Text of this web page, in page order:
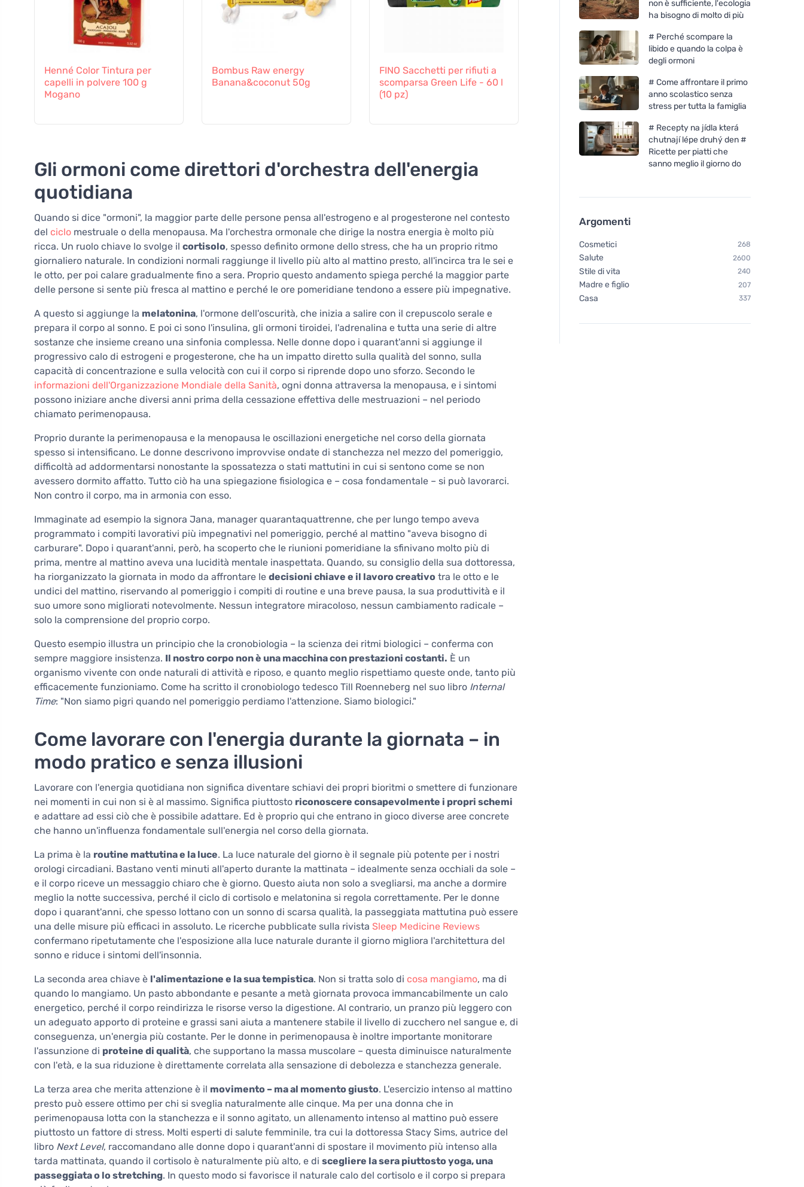
Henné Color Tintura per
capelli in polvere 100 g
Mogano
Bombus Raw energy
Banana&coconut 50g
FINO Sacchetti per rifiuti a
scomparsa Green Life - 60 l
(10 pz)
naturale 50 ml - Protezione
al 100% contro tutti gli
Caramel 50g
Gli ormoni come direttori d'orchestra dell'energia
quotidiana
Quando si dice "ormoni", la maggior parte delle persone pensa all'estrogeno e al progesterone nel contesto
del ciclo mestruale o della menopausa. Ma l'orchestra ormonale che dirige la nostra energia è molto più
ricca. Un ruolo chiave lo svolge il cortisolo, spesso definito ormone dello stress, che ha un proprio ritmo
giornaliero naturale. In condizioni normali raggiunge il livello più alto al mattino presto, all'incirca tra le sei e
le otto, per poi calare gradualmente fino a sera. Proprio questo andamento spiega perché la maggior parte
delle persone si sente più fresca al mattino e perché le ore pomeridiane tendono a essere più impegnative.
A questo si aggiunge la melatonina, l'ormone dell'oscurità, che inizia a salire con il crepuscolo serale e
prepara il corpo al sonno. E poi ci sono l'insulina, gli ormoni tiroidei, l'adrenalina e tutta una serie di altre
sostanze che insieme creano una sinfonia complessa. Nelle donne dopo i quarant'anni si aggiunge il
progressivo calo di estrogeni e progesterone, che ha un impatto diretto sulla qualità del sonno, sulla
capacità di concentrazione e sulla velocità con cui il corpo si riprende dopo uno sforzo. Secondo le
informazioni dell'Organizzazione Mondiale della Sanità, ogni donna attraversa la menopausa, e i sintomi
possono iniziare anche diversi anni prima della cessazione effettiva delle mestruazioni – nel periodo
chiamato perimenopausa.
Proprio durante la perimenopausa e la menopausa le oscillazioni energetiche nel corso della giornata
spesso si intensificano. Le donne descrivono improvvise ondate di stanchezza nel mezzo del pomeriggio,
difficoltà ad addormentarsi nonostante la spossatezza o stati mattutini in cui si sentono come se non
avessero dormito affatto. Tutto ciò ha una spiegazione fisiologica e – cosa fondamentale – si può lavorarci.
Non contro il corpo, ma in armonia con esso.
Immaginate ad esempio la signora Jana, manager quarantaquattrenne, che per lungo tempo aveva
programmato i compiti lavorativi più impegnativi nel pomeriggio, perché al mattino "aveva bisogno di
carburare". Dopo i quarant'anni, però, ha scoperto che le riunioni pomeridiane la sfinivano molto più di
prima, mentre al mattino aveva una lucidità mentale inaspettata. Quando, su consiglio della sua dottoressa,
ha riorganizzato la giornata in modo da affrontare le decisioni chiave e il lavoro creativo tra le otto e le
undici del mattino, riservando al pomeriggio i compiti di routine e una breve pausa, la sua produttività e il
suo umore sono migliorati notevolmente. Nessun integratore miracoloso, nessun cambiamento radicale –
solo la comprensione del proprio corpo.
Questo esempio illustra un principio che la cronobiologia – la scienza dei ritmi biologici – conferma con
sempre maggiore insistenza. Il nostro corpo non è una macchina con prestazioni costanti. È un
organismo vivente con onde naturali di attività e riposo, e quanto meglio rispettiamo queste onde, tanto più
efficacemente funzioniamo. Come ha scritto il cronobiologo tedesco Till Roenneberg nel suo libro Internal
Time: "Non siamo pigri quando nel pomeriggio perdiamo l'attenzione. Siamo biologici."
Come lavorare con l'energia durante la giornata – in
modo pratico e senza illusioni
Lavorare con l'energia quotidiana non significa diventare schiavi dei propri bioritmi o smettere di funzionare
nei momenti in cui non si è al massimo. Significa piuttosto riconoscere consapevolmente i propri schemi
e adattare ad essi ciò che è possibile adattare. Ed è proprio qui che entrano in gioco diverse aree concrete
che hanno un'influenza fondamentale sull'energia nel corso della giornata.
La prima è la routine mattutina e la luce. La luce naturale del giorno è il segnale più potente per i nostri
orologi circadiani. Bastano venti minuti all'aperto durante la mattinata – idealmente senza occhiali da sole –
e il corpo riceve un messaggio chiaro che è giorno. Questo aiuta non solo a svegliarsi, ma anche a dormire
meglio la notte successiva, perché il ciclo di cortisolo e melatonina si regola correttamente. Per le donne
dopo i quarant'anni, che spesso lottano con un sonno di scarsa qualità, la passeggiata mattutina può essere
una delle misure più efficaci in assoluto. Le ricerche pubblicate sulla rivista Sleep Medicine Reviews
confermano ripetutamente che l'esposizione alla luce naturale durante il giorno migliora l'architettura del
sonno e riduce i sintomi dell'insonnia.
La seconda area chiave è l'alimentazione e la sua tempistica. Non si tratta solo di cosa mangiamo, ma di
quando lo mangiamo. Un pasto abbondante e pesante a metà giornata provoca immancabilmente un calo
energetico, perché il corpo reindirizza le risorse verso la digestione. Al contrario, un pranzo più leggero con
un adeguato apporto di proteine e grassi sani aiuta a mantenere stabile il livello di zucchero nel sangue e, di
conseguenza, un'energia più costante. Per le donne in perimenopausa è inoltre importante monitorare
l'assunzione di proteine di qualità, che supportano la massa muscolare – questa diminuisce naturalmente
con l'età, e la sua riduzione è direttamente correlata alla sensazione di debolezza e stanchezza generale.
La terza area che merita attenzione è il movimento – ma al momento giusto. L'esercizio intenso al mattino
presto può essere ottimo per chi si sveglia naturalmente alle cinque. Ma per una donna che in
perimenopausa lotta con la stanchezza e il sonno agitato, un allenamento intenso al mattino può essere
piuttosto un fattore di stress. Molti esperti di salute femminile, tra cui la dottoressa Stacy Sims, autrice del
libro Next Level, raccomandano alle donne dopo i quarant'anni di spostare il movimento più intenso alla
tarda mattinata, quando il cortisolo è naturalmente più alto, e di scegliere la sera piuttosto yoga, una
passeggiata o lo stretching. In questo modo si favorisce il naturale calo del cortisolo e il corpo si prepara
non è sufficiente, l'ecologia
ha bisogno di molto di più
# Perché scompare la
libido e quando la colpa è
degli ormoni
# Come affrontare il primo
anno scolastico senza
stress per tutta la famiglia
# Recepty na jídla která
chutnají lépe druhý den #
Ricette per piatti che
sanno meglio il giorno do
Argomenti
Cosmetici 268
Salute 2600
Stile di vita 240
Madre e figlio 207
Casa 337